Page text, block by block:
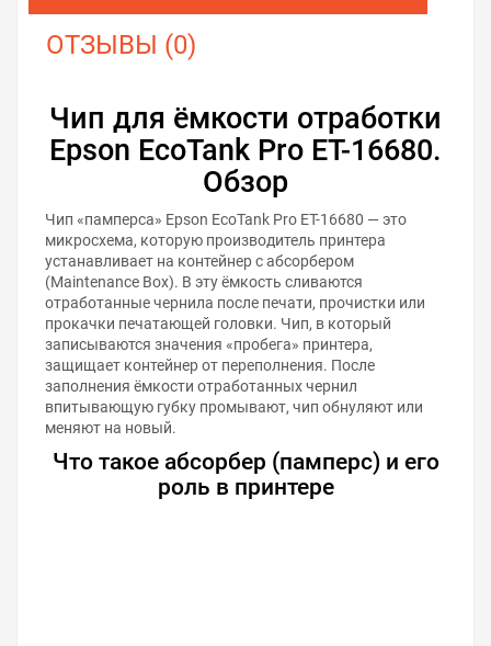
ОТЗЫВЫ (0)
Чип для ёмкости отработки
Epson EcoTank Pro ET-16680.
Обзор
Чип «памперса» Epson EcoTank Pro ET-16680 — это
микросхема, которую производитель принтера
устанавливает на контейнер с абсорбером
(Maintenance Box). В эту ёмкость сливаются
отработанные чернила после печати, прочистки или
прокачки печатающей головки. Чип, в который
записываются значения «пробега» принтера,
защищает контейнер от переполнения. После
заполнения ёмкости отработанных чернил
впитывающую губку промывают, чип обнуляют или
меняют на новый.
Что такое абсорбер (памперс) и его
роль в принтере